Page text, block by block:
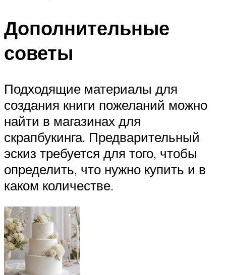
Дополнительные
советы
Подходящие материалы для
создания книги пожеланий можно
найти в магазинах для
скрапбукинга. Предварительный
эскиз требуется для того, чтобы
определить, что нужно купить и в
каком количестве.